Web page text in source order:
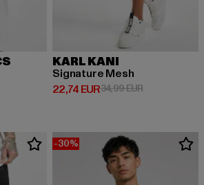
EUR 14,99 EUR
KARL KANI
Signature Mesh
22,74 EUR
Derzeitiger Preis: 22,74 EUR
34,99 EURAktionspreis:
-30%